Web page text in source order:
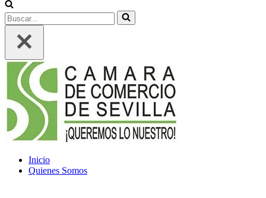
Buscar...
Inicio
Quienes Somos